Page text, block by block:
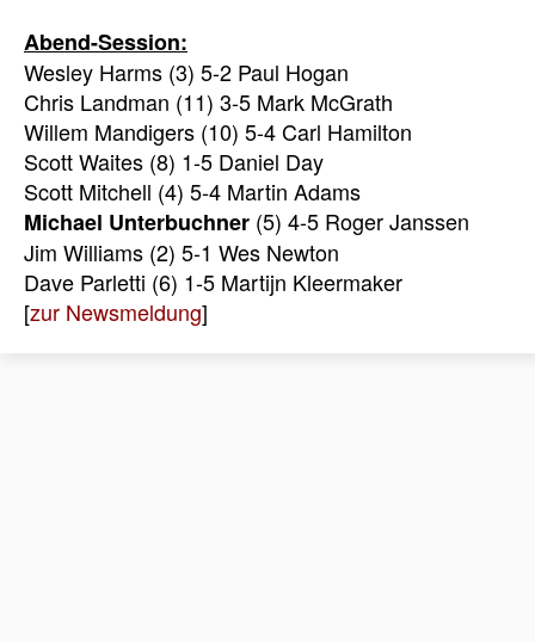
Abend-Session:
Wesley Harms (3) 5-2 Paul Hogan
Chris Landman (11) 3-5 Mark McGrath
Willem Mandigers (10) 5-4 Carl Hamilton
Scott Waites (8) 1-5 Daniel Day
Scott Mitchell (4) 5-4 Martin Adams
Michael Unterbuchner (5) 4-5 Roger Janssen
Jim Williams (2) 5-1 Wes Newton
Dave Parletti (6) 1-5 Martijn Kleermaker
[zur Newsmeldung]